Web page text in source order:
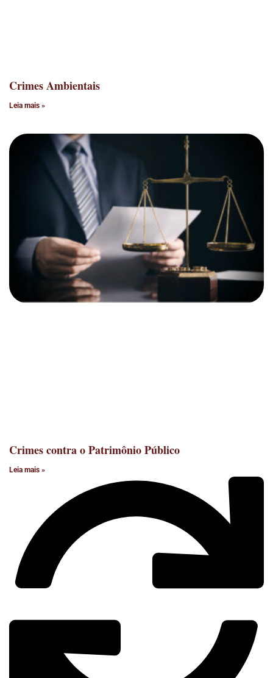
Crimes Ambientais
Leia mais »
Crimes contra o Patrimônio Público
Leia mais »